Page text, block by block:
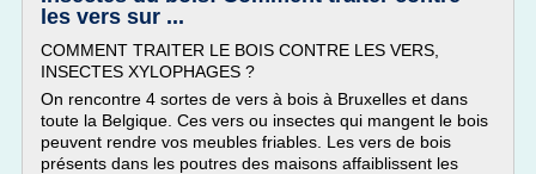
les vers sur ...
COMMENT TRAITER LE BOIS CONTRE LES VERS,
INSECTES XYLOPHAGES ?
On rencontre 4 sortes de vers à bois à Bruxelles et dans
toute la Belgique. Ces vers ou insectes qui mangent le bois
peuvent rendre vos meubles friables. Les vers de bois
présents dans les poutres des maisons affaiblissent les